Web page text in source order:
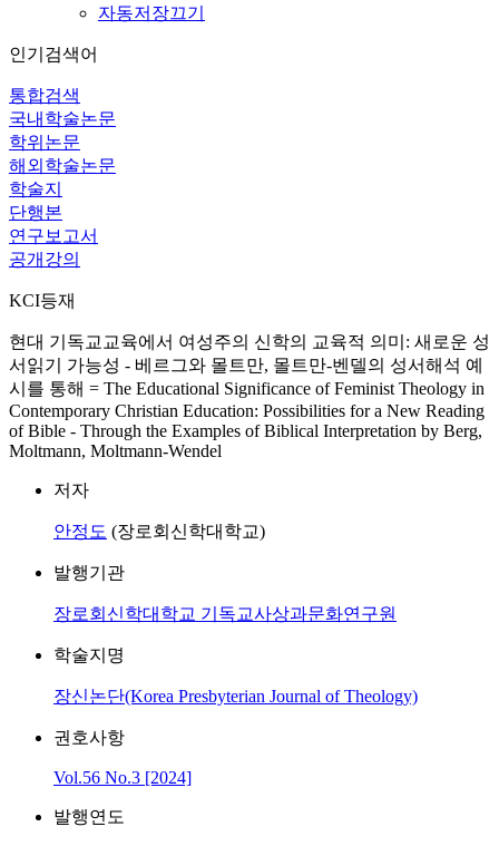
자동저장끄기
인기검색어
통합검색
국내학술논문
학위논문
해외학술논문
학술지
단행본
연구보고서
공개강의
KCI등재
현대 기독교교육에서 여성주의 신학의 교육적 의미: 새로운 성
서읽기 가능성 ‐ 베르그와 몰트만, 몰트만-벤델의 성서해석 예
시를 통해 = The Educational Significance of Feminist Theology in
Contemporary Christian Education: Possibilities for a New Reading
of Bible - Through the Examples of Biblical Interpretation by Berg,
Moltmann, Moltmann-Wendel
저자
안정도 (장로회신학대학교)
발행기관
장로회신학대학교 기독교사상과문화연구원
학술지명
장신논단(Korea Presbyterian Journal of Theology)
권호사항
Vol.56 No.3 [2024]
발행연도